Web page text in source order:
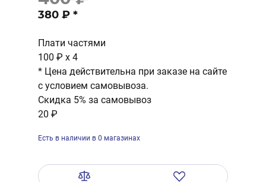
380 ₽ *
Плати частями
100 ₽ x 4
* Цена действительна при заказе на сайте
с условием самовывоза.
Скидка 5% за самовывоз
20 ₽
Есть в наличии в 0 магазинах